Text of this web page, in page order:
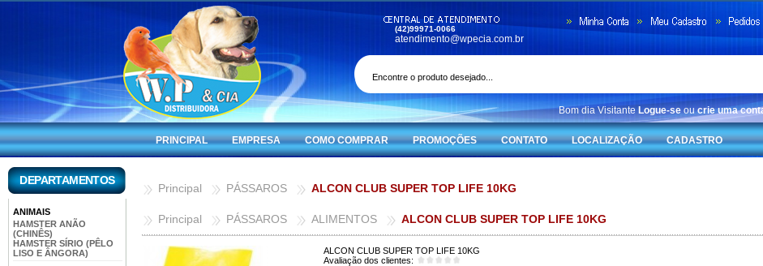
(42)99971-0066
atendimento@wpecia.com.br
Bom dia Visitante Logue-seoucrie uma
PRINCIPAL EMPRESA COMO COMPRAR PROMOÇÕES CONTATO LOCALIZAÇÃO CADASTRO
DEPARTAMENTOS
ANIMAIS
HAMSTER ANÃO
(CHINÊS)
HAMSTER SÍRIO (PÊLO
LISO E ÂNGORA)
Principal PÁSSAROS ALCON CLUB SUPER TOP LIFE 10KG
Principal PÁSSAROS ALIMENTOS ALCON CLUB SUPER TOP LIFE 10KG
ALCON CLUB SUPER TOP LIFE 10KG
Avaliação dos clientes: